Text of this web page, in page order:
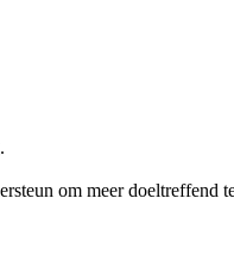
om meer doeltreffend